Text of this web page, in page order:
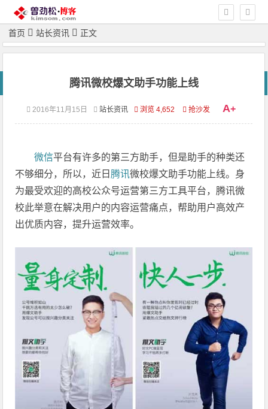
首页 站长资讯 正文
腾讯微校爆文助手功能上线
2016年11月15日 站长资讯 浏览 4,652 抢沙发 A+
微信平台有许多的第三方助手，但是助手的种类还
不够细分，所以，近日 腾讯微校爆文助手功能上线。身
为最受欢迎的高校公众号运营第三方工具平台，腾讯微
校此举意在解决用户的内容运营痛点，帮助用户高效产
出优质内容，提升运营效率。